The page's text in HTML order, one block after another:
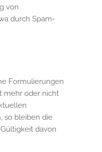
von
durch Spam-
Formulierungen
mehr oder nicht
so bleiben die
davon